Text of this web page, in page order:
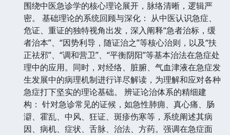
围绕中医急诊学的核心理论展开，脉络清晰，逻辑严
密。 基础理论的系统回顾与深化： 从中医认识急症、
危证、重证的独特视角出发，深入阐释“急者治标，缓
者治本”、“因势利导，随证治之”等核心治则，以及“扶
正祛邪”、“调和营卫”、“平衡阴阳”等基本治法在急症处
理中的应用。同时，对经络、脏腑、气血津液在急症发
生发展中的病理机制进行详尽解读，为理解和应对各种
急症打下坚实的理论基础。 辨证论治体系的精细建
构： 针对急诊常见的证候，如急性肺痈、真心痛、肠
澼、霍乱、中风、狂证、斑疹伤寒等，系统阐述其病
因、病机、症状、舌脉、治法、方药。强调在急症面